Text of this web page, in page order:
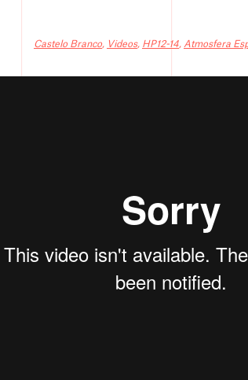
Castelo Branco, Videos, HP12-14, Atmosfera